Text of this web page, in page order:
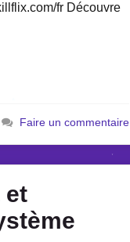
fr Découvre
Faire un commentaire
et